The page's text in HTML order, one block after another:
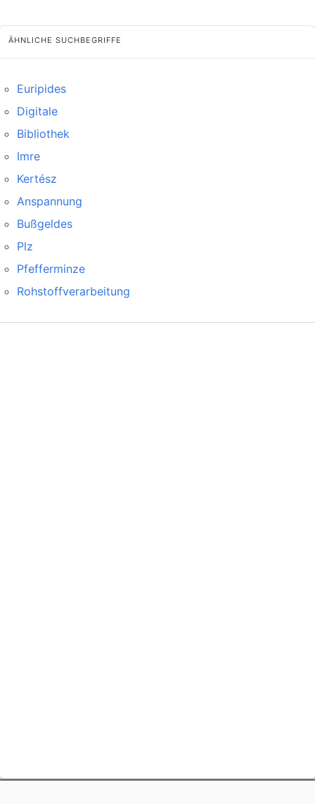
ÄHNLICHE SUCHBEGRIFFE
Euripides
Digitale
Bibliothek
Imre
Kertész
Anspannung
Bußgeldes
Plz
Pfefferminze
Rohstoffverarbeitung